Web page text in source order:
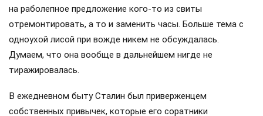
на раболепное предложение кого-то из свиты
отремонтировать, а то и заменить часы. Больше тема с
одноухой лисой при вожде никем не обсуждалась.
Думаем, что она вообще в дальнейшем нигде не
тиражировалась.
В ежедневном быту Сталин был приверженцем
собственных привычек, которые его соратники